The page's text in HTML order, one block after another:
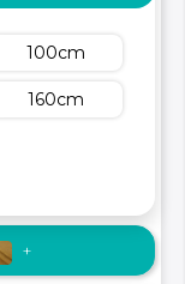
100cm
160cm
+